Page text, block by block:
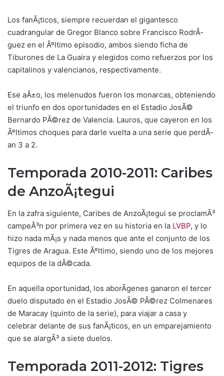
Los fanÃ¡ticos, siempre recuerdan el gigantesco
cuadrangular de Gregor Blanco sobre Francisco RodrÃ­
guez en el Ãºltimo episodio, ambos siendo ficha de
Tiburones de La Guaira y elegidos como refuerzos por los
capitalinos y valencianos, respectivamente.
Ese aÃ±o, los melenudos fueron los monarcas, obteniendo
el triunfo en dos oportunidades en el Estadio JosÃ©
Bernardo PÃ©rez de Valencia. Lauros, que cayeron en los
Ãºltimos choques para darle vuelta a una serie que perdÃ­
an 3 a 2.
Temporada 2010-2011: Caribes
de AnzoÃ¡tegui
En la zafra siguiente, Caribes de AnzoÃ¡tegui se proclamÃ³
campeÃ³n por primera vez en su historia en la LVBP, y lo
hizo nada mÃ¡s y nada menos que ante el conjunto de los
Tigres de Aragua. Este Ãºltimo, siendo uno de los mejores
equipos de la dÃ©cada.
En aquella oportunidad, los aborÃ­genes ganaron el tercer
duelo disputado en el Estadio JosÃ© PÃ©rez Colmenares
de Maracay (quinto de la serie), para viajar a casa y
celebrar delante de sus fanÃ¡ticos, en un emparejamiento
que se alargÃ³ a siete duelos.
Temporada 2011-2012: Tigres